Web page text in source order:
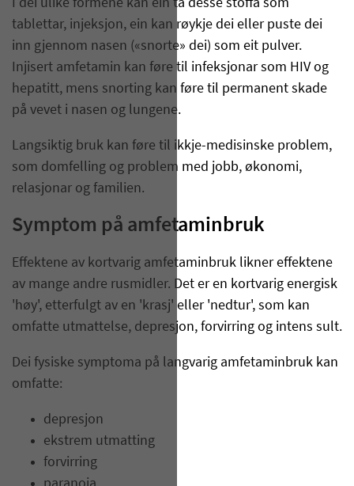
I dei ulike formene kan ein ta desse stoffa som
tablettar, injeksjon, ein kan røykje dei eller puste dei
inn gjennom nasen («snorte» dei) som eit pulver.
Injisert amfetamin kan føre til infeksjonar som HIV og
hepatitt, mens snorting kan føre til permanent skade
på vevet i nasen og lungene.
Langsiktig bruk kan føre til ikkje-medisinske problem,
som domfelling og problem med jobb, økonomi,
relasjonar og familien.
Symptom på amfetaminbruk
Effektene av kortvarig amfetaminbruk likner effektene
av mange andre rusmidler. Det er en kortvarig energisk
'høy', etterfulgt av en 'krasj' eller 'nedtur', som kan
omfatte utmattelse, depresjon, forvirring og intens sult.
Dei fysiske symptoma på langvarig amfetaminbruk kan
omfatte:
depresjon
ekstrem utmatting
forvirring